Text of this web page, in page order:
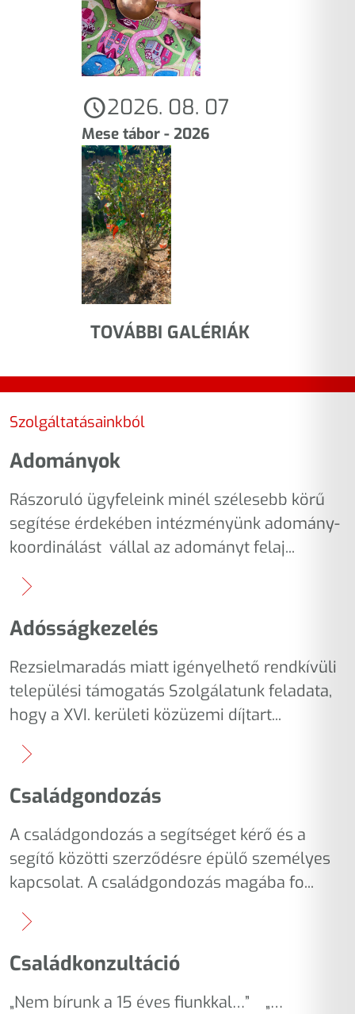
schedule2026. 08. 07
Mese tábor - 2026
TOVÁBBI GALÉRIÁK
Szolgáltatásainkból
Adományok
Rászoruló ügyfeleink minél szélesebb körű
segítése érdekében intézményünk adomány-
koordinálást vállal az adományt felaj...
Adósságkezelés
Rezsielmaradás miatt igényelhető rendkívüli
települési támogatás Szolgálatunk feladata,
hogy a XVI. kerületi közüzemi díjtart...
Családgondozás
A családgondozás a segítséget kérő és a
segítő közötti szerződésre épülő személyes
kapcsolat. A családgondozás magába fo...
Családkonzultáció
„Nem bírunk a 15 éves fiunkkal…” „…